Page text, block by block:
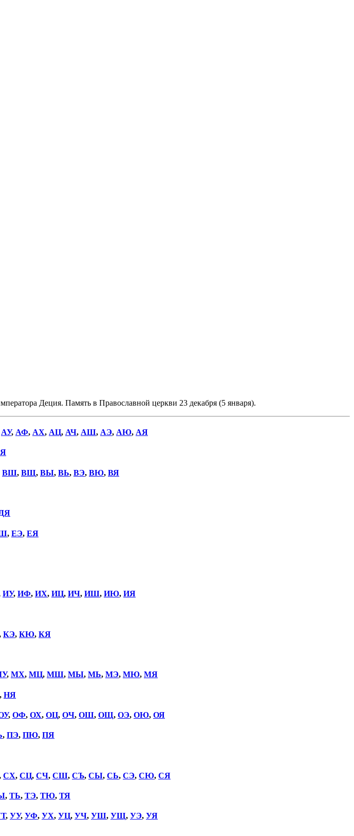
Деция. Память в Православной церкви 23 декабря (5 января).
АУ, АФ, АХ, АЦ, АЧ, АШ, АЭ, АЮ, АЯ
ВШ, ВЩ, ВЫ, ВЬ, ВЭ, ВЮ, ВЯ
ДЯ
, ЕЭ, ЕЯ
ИУ, ИФ, ИХ, ИЦ, ИЧ, ИШ, ИЮ, ИЯ
КЭ, КЮ, КЯ
, МХ, МЦ, МШ, МЫ, МЬ, МЭ, МЮ, МЯ
, НЯ
, ОФ, ОХ, ОЦ, ОЧ, ОШ, ОЩ, ОЭ, ОЮ, ОЯ
, ПЭ, ПЮ, ПЯ
СХ, СЦ, СЧ, СШ, СЪ, СЫ, СЬ, СЭ, СЮ, СЯ
, ТЬ, ТЭ, ТЮ, ТЯ
, УУ, УФ, УХ, УЦ, УЧ, УШ, УЩ, УЭ, УЯ